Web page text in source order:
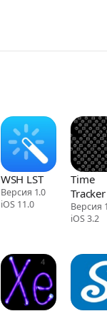
WSH LST
Версия 1.0
iOS 11.0
Time
Tracker
Версия
iOS 3.2